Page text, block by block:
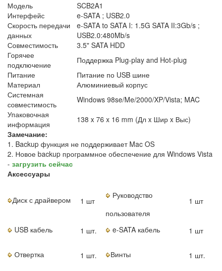
Модель
SCB2A1
Интерфейс
e-SATA ; USB2.0
Скорость передачи
данных
e-SATA to SATA I: 1.5G SATA II:3Gb/s ;
USB2.0:480Mb/s
Совместимость
3.5" SATA HDD
Горячее
подключение
Поддержка Plug-play and Hot-plug
Питание
Питание по USB шине
Материал
Алюминиевый корпус
Системная
совместимость
Windows 98se/Me/2000/XP/Vista; MAC
Упаковочная
информация
138 x 76 x 16 mm (Дл x Шир x Выс)
Замечание:
1. Backup функция не поддерживает Mac OS
2. Новое backup программное обеспечение для Windows Vista
- загрузить сейчас
Аксессуары
Диск с драйвером 1 шт
Руководство
пользователя
1 шт
USB кабель 1 шт. e-SATA кабель 1 шт
Отвертка 1 шт. Винты 1 шт.